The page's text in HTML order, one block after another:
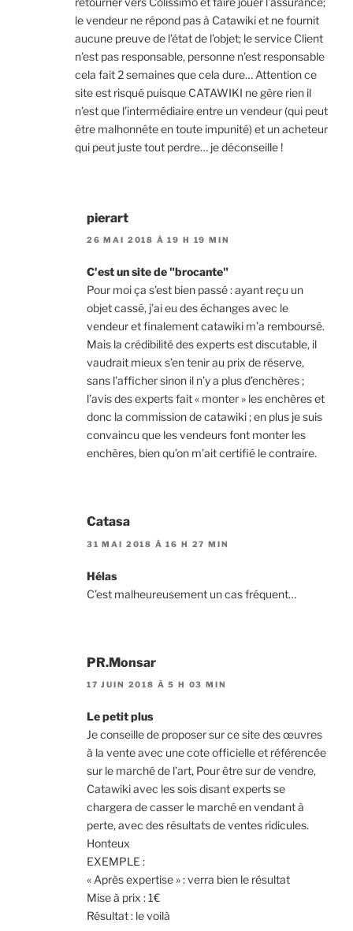
le vendeur ne répond pas à Catawiki et ne fournit
aucune preuve de l’état de l’objet; le service Client
n’est pas responsable, personne n’est responsable
cela fait 2 semaines que cela dure… Attention ce
site est risqué puisque CATAWIKI ne gère rien il
n’est que l’intermédiaire entre un vendeur (qui peut
être malhonnête en toute impunité) et un acheteur
qui peut juste tout perdre… je déconseille !
pierart
26 MAI 2018 À 19 H 19 MIN
C'est un site de "brocante"
Pour moi ça s’est bien passé : ayant reçu un
objet cassé, j’ai eu des échanges avec le
vendeur et finalement catawiki m’a remboursé.
Mais la crédibilité des experts est discutable, il
vaudrait mieux s’en tenir au prix de réserve,
sans l’afficher sinon il n’y a plus d’enchères ;
l’avis des experts fait « monter » les enchères et
donc la commission de catawiki ; en plus je suis
convaincu que les vendeurs font monter les
enchères, bien qu’on m’ait certifié le contraire.
Catasa
31 MAI 2018 À 16 H 27 MIN
Hélas
C’est malheureusement un cas fréquent…
PR.Monsar
17 JUIN 2018 À 5 H 03 MIN
Le petit plus
Je conseille de proposer sur ce site des œuvres
à la vente avec une cote officielle et référencée
sur le marché de l’art, Pour être sur de vendre,
Catawiki avec les sois disant experts se
chargera de casser le marché en vendant à
perte, avec des résultats de ventes ridicules.
Honteux
EXEMPLE :
« Après expertise » : verra bien le résultat
Mise à prix : 1€
Résultat : le voilà